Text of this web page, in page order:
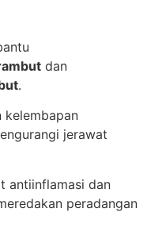
dan
.
kelembapan
jerawat
antiinflamasi dan
peradangan